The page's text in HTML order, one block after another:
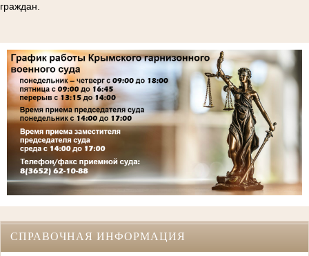
граждан.
СПРАВОЧНАЯ ИНФОРМАЦИЯ